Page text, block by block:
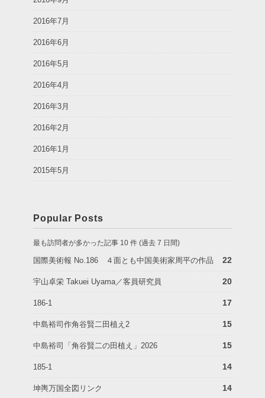
2016年7月
2016年6月
2016年5月
2016年4月
2016年3月
2016年2月
2016年1月
2015年5月
Popular Posts
最も訪問者が多かった記事 10 件 (過去 7 日間)
国際美術報 No.186 ４面とも中国美術家周平の作品 22
宇山卓栄 Takuei Uyama／客員研究員 20
186-1 17
中島裕司作角谷賢二田植え2 15
中島裕司「角谷賢二の田植え」2026 15
185-1 14
坤輿万国全図リンク 14